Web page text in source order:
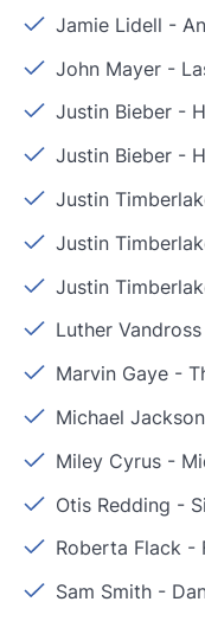
Jamie Lidell -
John Mayer -
Justin Bieber -
Justin Bieber -
Justin
Justin
Justin
Luther Vandross
Marvin Gaye -
Michael Jackson
Miley Cyrus -
Otis Redding -
Roberta Flack -
Sam Smith -